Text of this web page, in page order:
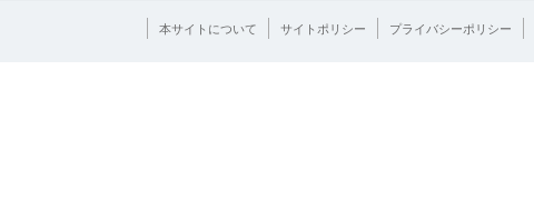
本サイトについて サイトポリシー プライバシーポリシー